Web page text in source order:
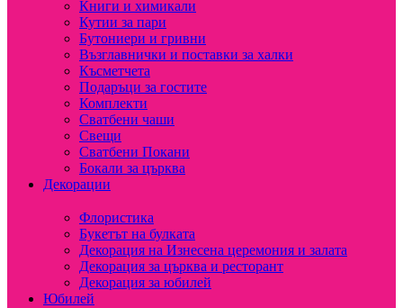
Книги и химикали
Кутии за пари
Бутониери и гривни
Възглавнички и поставки за халки
Късметчета
Подаръци за гостите
Комплекти
Сватбени чаши
Свещи
Сватбени Покани
Бокали за църква
Декорации
Флористика
Букетът на булката
Декорация на Изнесена церемония и залата
Декорация за църква и ресторант
Декорация за юбилей
Юбилей